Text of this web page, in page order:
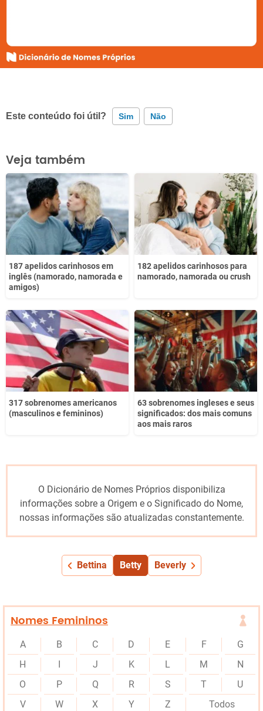
Este conteúdo foi útil? Sim Não
Este conteúdo contém informação incorreta
Este conteúdo não tem a informação que procuro
Outro
Veja também
187 apelidos carinhosos em
inglês (namorado, namorada e
amigos)
182 apelidos carinhosos para
namorado, namorada ou crush
317 sobrenomes americanos
(masculinos e femininos)
63 sobrenomes ingleses e seus
significados: dos mais comuns
aos mais raros
O Dicionário de Nomes Próprios disponibiliza
informações sobre a Origem e o Significado do Nome,
nossas informações são atualizadas constantemente.
Bettina Betty Beverly
Nomes Femininos
A B C D E F
G
H
J K L M
N
O
P Q R S T
U
V
W X Y Z Todos